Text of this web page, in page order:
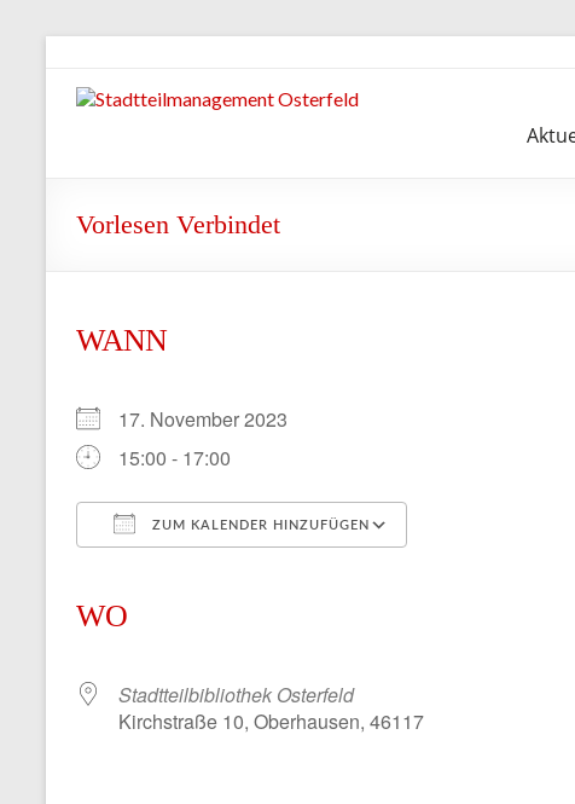
springen
Stadtteilmanagement
Vorlesen Verbindet
WANN
17. November 2023
15:00 - 17:00
ZUM KALENDER HINZUFÜGEN
WO
Stadtteilbibliothek Osterfeld
Kirchstraße 10, Oberhausen, 46117